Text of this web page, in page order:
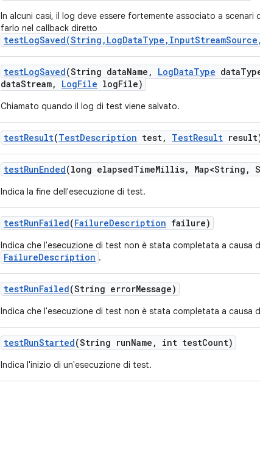
In alcuni casi, il log deve essere fortemente associato a scenari
farlo nel callback diretto
testLogSaved(String dataName , LogDataType data
dataStream, LogFile logFile)
Chiamato quando il log di test viene salvato.
testResult(TestDescription test, TestResult
testRunEnded(long elapsedTimeMillis, Map<String ,
Indica la fine dell'esecuzione di test.
testRunFailed(FailureDescription failure)
Indica che l'esecuzione di test non è stata completata a causa
FailureDescription .
testRunFailed(String errorMessage)
Indica che l'esecuzione di test non è stata completata a causa
testRunStarted(String runName , int testCount)
Indica l'inizio di un'esecuzione di test.